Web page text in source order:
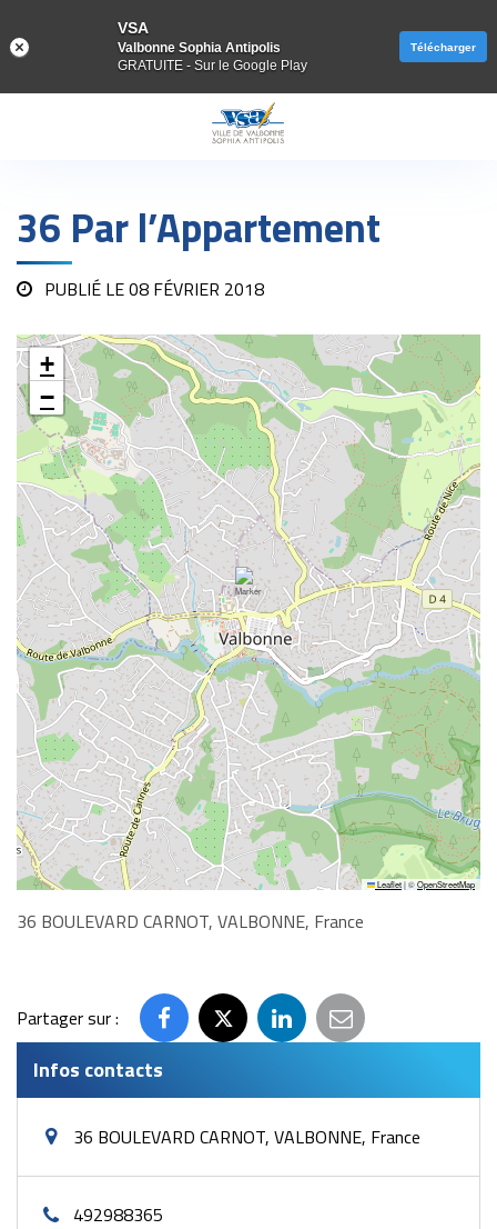
36 Par l’Appartement
PUBLIÉ LE08 FÉVRIER 2018
+
−
Leaflet|©OpenStreetMap
36 BOULEVARD CARNOT, VALBONNE, France
Partager sur :
Partager
Facebook
Partager
Twitter
Partager
LinkedIn
Partager
email
Infos contacts
36 BOULEVARD CARNOT, VALBONNE, France
492988365
VSA
Valbonne Sophia Antipolis
GRATUITE - Sur le Google Play
Télécharger